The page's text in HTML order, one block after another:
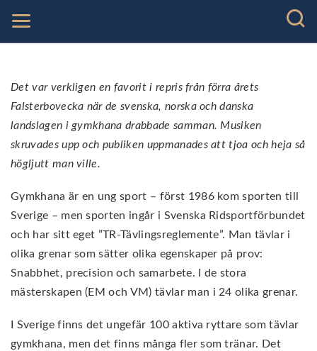
Det var verkligen en favorit i repris från förra årets
Falsterbovecka när de svenska, norska och danska
landslagen i gymkhana drabbade samman. Musiken
skruvades upp och publiken uppmanades att tjoa och heja så
högljutt man ville.
Gymkhana är en ung sport – först 1986 kom sporten till
Sverige – men sporten ingår i Svenska Ridsportförbundet
och har sitt eget ”TR-Tävlingsreglemente”. Man tävlar i
olika grenar som sätter olika egenskaper på prov:
Snabbhet, precision och samarbete. I de stora
mästerskapen (EM och VM) tävlar man i 24 olika grenar.
I Sverige finns det ungefär 100 aktiva ryttare som tävlar
gymkhana, men det finns många fler som tränar. Det